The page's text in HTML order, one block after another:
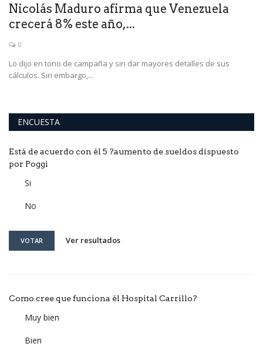
Nicolás Maduro afirma que Venezuela
crecerá 8% este año,...
0
Lo dijo en tono de campaña y sin dar mayores detalles de sus
cálculos. Sin embargo,...
ENCUESTA
Está de acuerdo con él 5 ?aumento de sueldos dispuesto
por Poggi
Si
No
VOTAR Ver resultados
Como cree que funciona él Hospital Carrillo?
Muy bien
Bien